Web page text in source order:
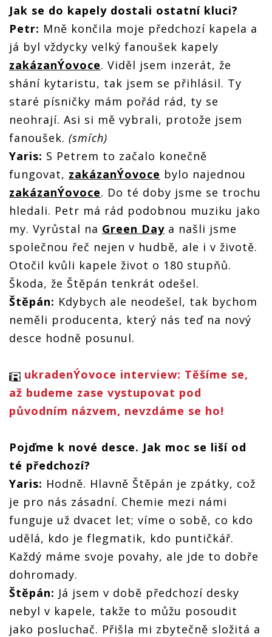
Jak se do kapely dostali ostatní kluci?
Petr: Mně končila moje předchozí kapela a
já byl vždycky velký fanoušek kapely
zakázanÝovoce. Viděl jsem inzerát, že
shání kytaristu, tak jsem se přihlásil. Ty
staré písničky mám pořád rád, ty se
neohrají. Asi si mě vybrali, protože jsem
fanoušek. (smích)
Yaris: S Petrem to začalo konečně
fungovat, zakázanÝovoce bylo najednou
zakázanÝovoce. Do té doby jsme se trochu
hledali. Petr má rád podobnou muziku jako
my. Vyrůstal na Green Day a našli jsme
společnou řeč nejen v hudbě, ale i v životě.
Otočil kvůli kapele život o 180 stupňů.
Škoda, že Štěpán tenkrát odešel.
Štěpán: Kdybych ale neodešel, tak bychom
neměli producenta, který nás teď na nový
desce hodně posunul.
ukradenÝovoce interview: Těšíme se,
až budeme zase vystupovat pod
původním názvem, nevzdáme se ho!
Pojďme k nové desce. Jak moc se liší od
té předchozí?
Yaris: Hodně. Hlavně Štěpán je zpátky, což
je pro nás zásadní. Chemie mezi námi
funguje už dvacet let; víme o sobě, co kdo
udělá, kdo je flegmatik, kdo puntičkář.
Každý máme svoje povahy, ale jde to dobře
dohromady.
Štěpán: Já jsem v době předchozí desky
nebyl v kapele, takže to můžu posoudit
jako posluchač. Přišla mi zbytečně složitá a